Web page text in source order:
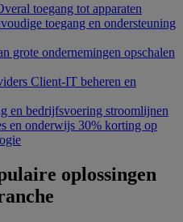
toegang tot apparaten
toegang en ondersteuning
grote ondernemingen opschalen
Client-IT beheren en
en bedrijfsvoering stroomlijnen
en onderwijs 30% korting op
oplossingen